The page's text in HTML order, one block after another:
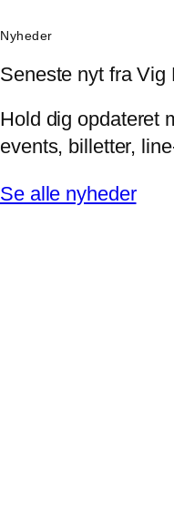
Nyheder
Seneste nyt fra Vig
Hold dig opdateret
events, billetter,
Se alle nyheder